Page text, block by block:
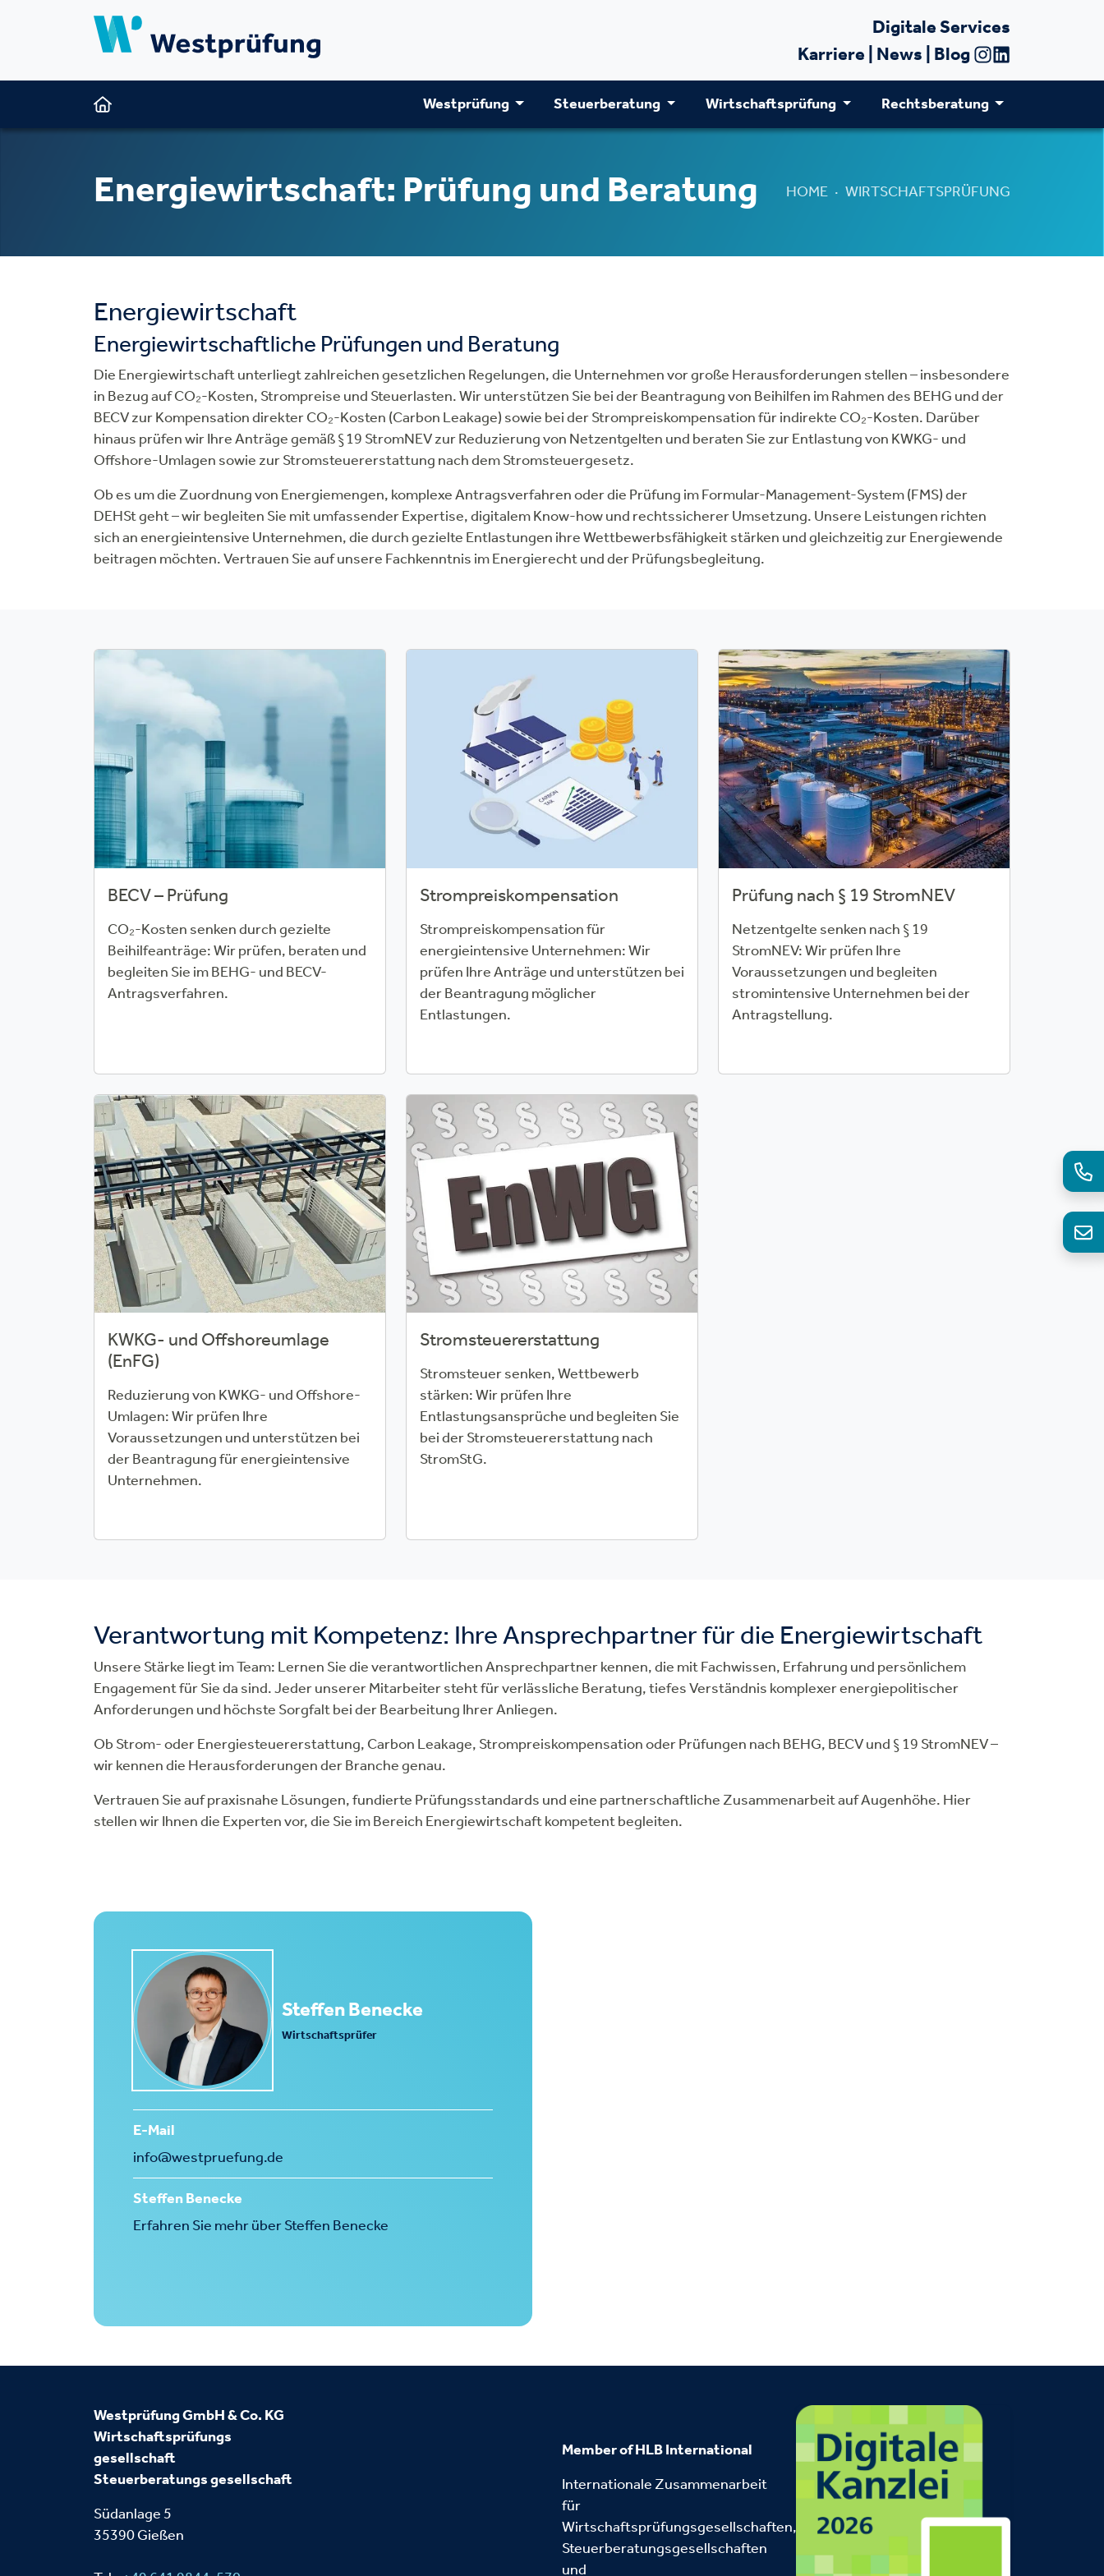
Digitale Services
Karriere News Blog
Westprüfung Steuerberatung Wirtschaftsprüfung Rechtsberatung
Energiewirtschaft: Prüfung und Beratung HOME WIRTSCHAFTSPRÜFUNG
Energiewirtschaft
Energiewirtschaftliche Prüfungen und Beratung
Die Energiewirtschaft unterliegt zahlreichen gesetzlichen Regelungen, die Unternehmen vor große Herausforderungen stellen – insbesondere
in Bezug auf CO₂-Kosten, Strompreise und Steuerlasten. Wir unterstützen Sie bei der Beantragung von Beihilfen im Rahmen des BEHG und der
BECV zur Kompensation direkter CO₂-Kosten (Carbon Leakage) sowie bei der Strompreiskompensation für indirekte CO₂-Kosten. Darüber
hinaus prüfen wir Ihre Anträge gemäß § 19 StromNEV zur Reduzierung von Netzentgelten und beraten Sie zur Entlastung von KWKG- und
Offshore-Umlagen sowie zur Stromsteuererstattung nach dem Stromsteuergesetz.
Ob es um die Zuordnung von Energiemengen, komplexe Antragsverfahren oder die Prüfung im Formular-Management-System (FMS) der
DEHSt geht – wir begleiten Sie mit umfassender Expertise, digitalem Know-how und rechtssicherer Umsetzung. Unsere Leistungen richten
sich an energieintensive Unternehmen, die durch gezielte Entlastungen ihre Wettbewerbsfähigkeit stärken und gleichzeitig zur Energiewende
beitragen möchten. Vertrauen Sie auf unsere Fachkenntnis im Energierecht und der Prüfungsbegleitung.
BECV – Prüfung
CO₂-Kosten senken durch gezielte
Beihilfeanträge: Wir prüfen, beraten und
begleiten Sie im BEHG- und BECV-
Antragsverfahren.
Strompreiskompensation
Strompreiskompensation für
energieintensive Unternehmen: Wir
prüfen Ihre Anträge und unterstützen bei
der Beantragung möglicher
Entlastungen.
Prüfung nach § 19 StromNEV
Netzentgelte senken nach § 19
StromNEV: Wir prüfen Ihre
Voraussetzungen und begleiten
stromintensive Unternehmen bei der
Antragstellung.
KWKG- und Offshoreumlage
(EnFG)
Reduzierung von KWKG- und Offshore-
Umlagen: Wir prüfen Ihre
Voraussetzungen und unterstützen bei
der Beantragung für energieintensive
Unternehmen.
Stromsteuererstattung
Stromsteuer senken, Wettbewerb
stärken: Wir prüfen Ihre
Entlastungsansprüche und begleiten Sie
bei der Stromsteuererstattung nach
StromStG.
Verantwortung mit Kompetenz: Ihre Ansprechpartner für die Energiewirtschaft
Unsere Stärke liegt im Team: Lernen Sie die verantwortlichen Ansprechpartner kennen, die mit Fachwissen, Erfahrung und persönlichem
Engagement für Sie da sind. Jeder unserer Mitarbeiter steht für verlässliche Beratung, tiefes Verständnis komplexer energiepolitischer
Anforderungen und höchste Sorgfalt bei der Bearbeitung Ihrer Anliegen.
Ob Strom- oder Energiesteuererstattung, Carbon Leakage, Strompreiskompensation oder Prüfungen nach BEHG, BECV und § 19 StromNEV –
wir kennen die Herausforderungen der Branche genau.
Vertrauen Sie auf praxisnahe Lösungen, fundierte Prüfungsstandards und eine partnerschaftliche Zusammenarbeit auf Augenhöhe. Hier
stellen wir Ihnen die Experten vor, die Sie im Bereich Energiewirtschaft kompetent begleiten.
Steffen Benecke
Wirtschaftsprüfer
E-Mail
info@westpruefung.de
Steffen Benecke
Erfahren Sie mehr über Steffen Benecke
Westprüfung GmbH & Co. KG
Wirtschaftsprüfungs
gesellschaft
Steuerberatungsgesellschaft
Südanlage 5
35390 Gießen
Member of HLB International
Internationale Zusammenarbeit
für
Wirtschaftsprüfungsgesellschaften,
Steuerberatungsgesellschaften
und